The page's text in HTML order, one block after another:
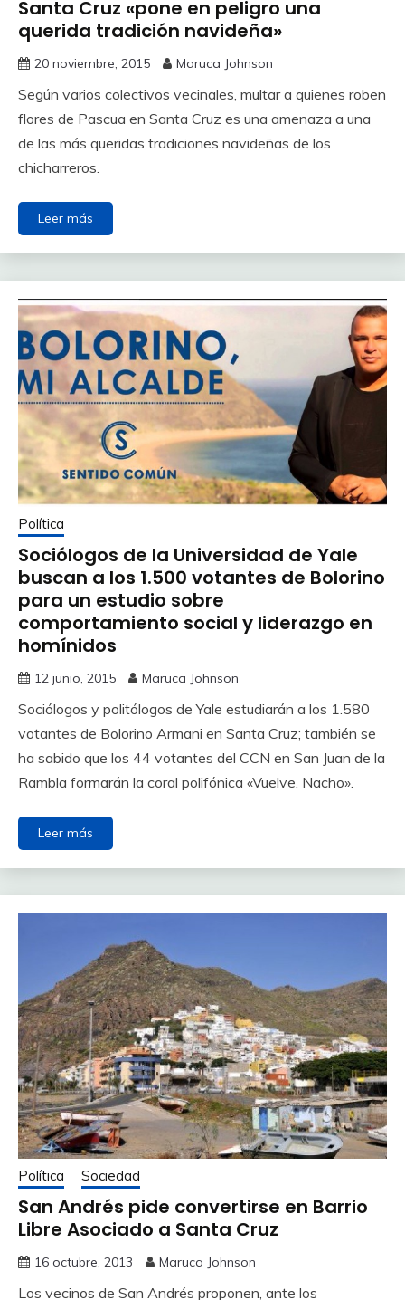
Santa Cruz «pone en peligro una
querida tradición navideña»
20 noviembre, 2015 Maruca Johnson
Según varios colectivos vecinales, multar a quienes roben
flores de Pascua en Santa Cruz es una amenaza a una
de las más queridas tradiciones navideñas de los
chicharreros.
Leer más
Política
Sociólogos de la Universidad de Yale
buscan a los 1.500 votantes de Bolorino
para un estudio sobre
comportamiento social y liderazgo en
homínidos
12 junio, 2015 Maruca Johnson
Sociólogos y politólogos de Yale estudiarán a los 1.580
votantes de Bolorino Armani en Santa Cruz; también se
ha sabido que los 44 votantes del CCN en San Juan de la
Rambla formarán la coral polifónica «Vuelve, Nacho».
Leer más
Política Sociedad
San Andrés pide convertirse en Barrio
Libre Asociado a Santa Cruz
16 octubre, 2013 Maruca Johnson
Los vecinos de San Andrés proponen, ante los